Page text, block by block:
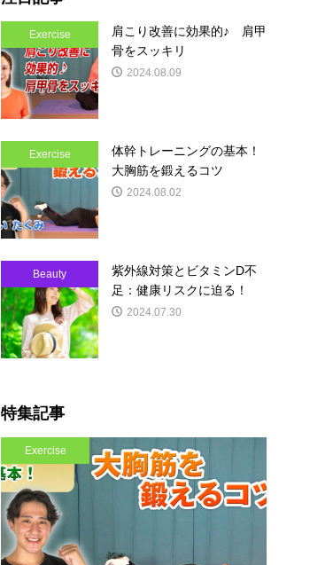
Exercise
肩こり改善に効果的♪ 肩甲
骨をスッキリ
2024.08.09
Exercise
体幹トレーニングの基本！
大胸筋を鍛えるコツ
2024.08.02
Beauty
紫外線対策とビタミンD不
足：健康リスクに迫る！
2024.07.30
特集記事
Exercise